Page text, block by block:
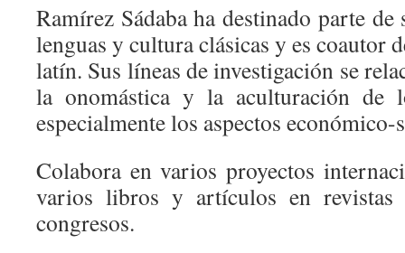
Ramírez Sádaba ha destinado parte
lenguas y cultura clásicas y es coautor
latín. Sus líneas de investigación se
la onomástica y la aculturación de
especialmente los aspectos
Colabora en varios proyectos
varios libros y artículos en revistas
congresos.